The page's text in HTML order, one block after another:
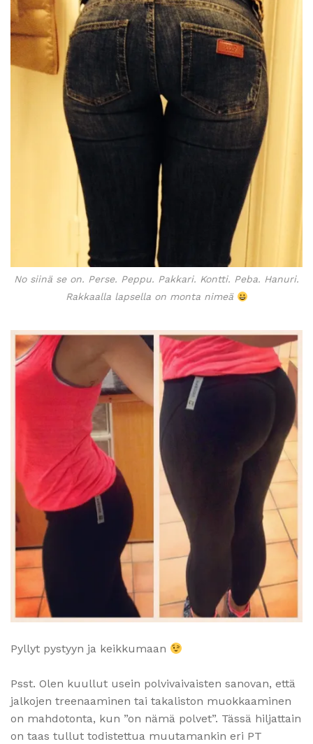
No siinä se on. Perse. Peppu. Pakkari. Kontti. Peba. Hanuri.
Rakkaalla lapsella on monta nimeä
Pyllyt pystyyn ja keikkumaan
Psst. Olen kuullut usein polvivaivaisten sanovan, että
jalkojen treenaaminen tai takaliston muokkaaminen
on mahdotonta, kun ”on nämä polvet”. Tässä hiljattain
on taas tullut todistettua muutamankin eri PT